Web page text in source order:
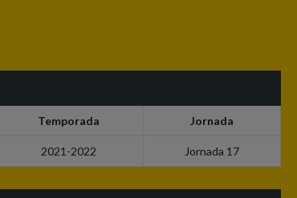
Temporada Jornada
2021-2022 Jornada 17